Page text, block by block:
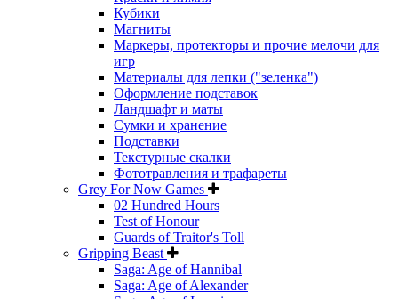
Кубики
Магниты
Маркеры, протекторы и прочие мелочи для
игр
Материалы для лепки ("зеленка")
Оформление подставок
Ландшафт и маты
Сумки и хранение
Подставки
Текстурные скалки
Фототравления и трафареты
Grey For Now Games
02 Hundred Hours
Test of Honour
Guards of Traitor's Toll
Gripping Beast
Saga: Age of Hannibal
Saga: Age of Alexander